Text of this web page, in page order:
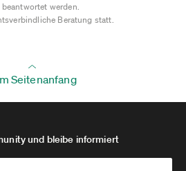
werden.
Beratung statt.
Seitenanfang
und bleibe informiert